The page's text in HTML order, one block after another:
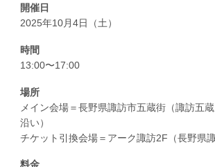
開催日
2025年10月4日（土）
時間
13:00〜17:00
場所
メイン会場＝長野県諏訪市五蔵街（諏訪五
沿い）
チケット引換会場＝アーク諏訪2F（長野県
料金